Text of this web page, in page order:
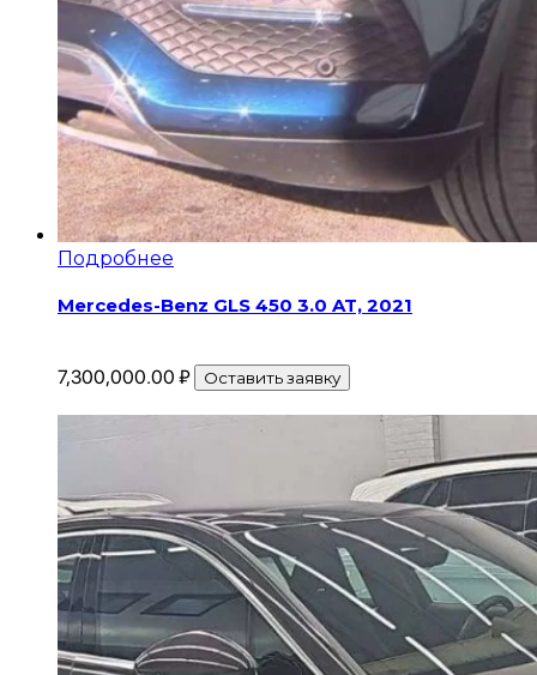
Подробнее
Mercedes-Benz GLS 450 3.0 AT, 2021
7,300,000.00 ₽ Оставить заявку